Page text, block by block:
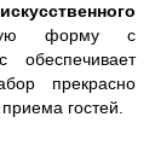
форму с
обеспечивает
прекрасно
гостей.